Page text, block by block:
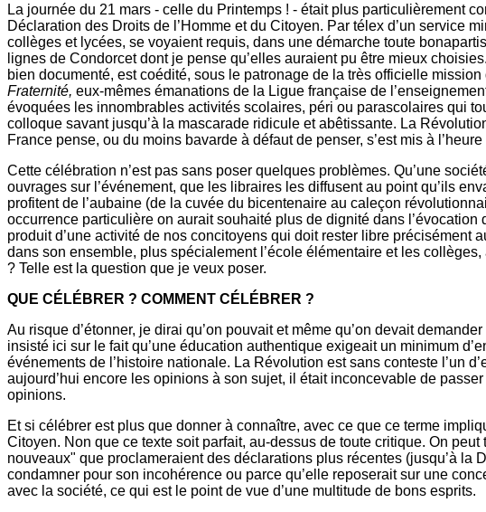
La journée du 21 mars - celle du Printemps ! - était plus particulièrement
Déclaration des Droits de l’Homme et du Citoyen. Par télex d’un service
collèges et lycées, se voyaient requis, dans une démarche toute
lignes de Condorcet dont je pense qu’elles auraient pu être mieux choisies.
bien documenté, est coédité, sous le patronage de la très officielle
Fraternité, eux-mêmes émanations de la Ligue française de
évoquées les innombrables activités scolaires, péri ou parascolaires qui
colloque savant jusqu’à la mascarade ridicule et abêtissante. La
France pense, ou du moins bavarde à défaut de penser, s’est mis à
Cette célébration n’est pas sans poser quelques problèmes. Qu’une
ouvrages sur l’événement, que les libraires les diffusent au point qu’ils
profitent de l’aubaine (de la cuvée du bicentenaire au caleçon
occurrence particulière on aurait souhaité plus de dignité dans
produit d’une activité de nos concitoyens qui doit rester libre précisément
dans son ensemble, plus spécialement l’école élémentaire et les
? Telle est la question que je veux poser.
QUE CÉLÉBRER ? COMMENT CÉLÉBRER ?
Au risque d’étonner, je dirai qu’on pouvait et même qu’on devait
insisté ici sur le fait qu’une éducation authentique exigeait un minimum
événements de l’histoire nationale. La Révolution est sans conteste l’un
aujourd’hui encore les opinions à son sujet, il était inconcevable de
opinions.
Et si célébrer est plus que donner à connaître, avec ce que ce terme
Citoyen. Non que ce texte soit parfait, au-dessus de toute critique. On
nouveaux" que proclameraient des déclarations plus récentes (jusqu’à la
condamner pour son incohérence ou parce qu’elle reposerait sur une
avec la société, ce qui est le point de vue d’une multitude de bons esprits.